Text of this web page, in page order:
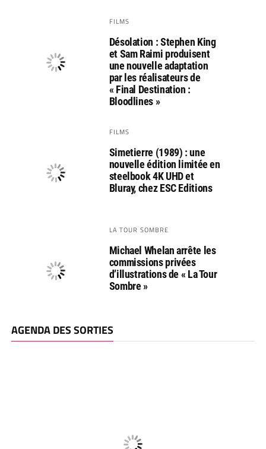
FILMS
Désolation : Stephen King
et Sam Raimi produisent
une nouvelle adaptation
par les réalisateurs de
« Final Destination :
Bloodlines »
FILMS
Simetierre (1989) : une
nouvelle édition limitée en
steelbook 4K UHD et
Bluray, chez ESC Editions
LA TOUR SOMBRE
Michael Whelan arrête les
commissions privées
d’illustrations de « La Tour
Sombre »
AGENDA DES SORTIES